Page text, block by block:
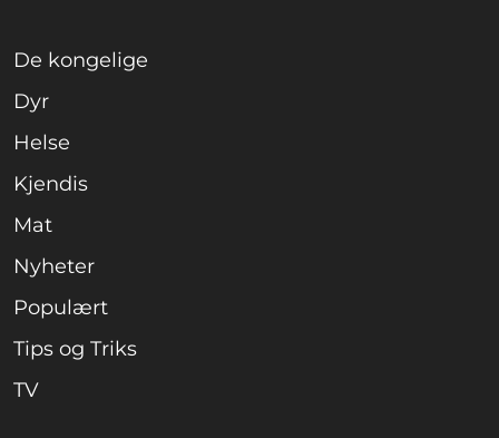
De kongelige
Dyr
Helse
Kjendis
Mat
Nyheter
Populært
Tips og Triks
TV